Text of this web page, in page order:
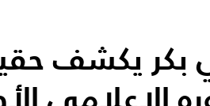
بكر يكشف